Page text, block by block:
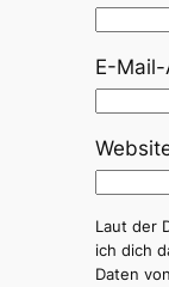
E-
Laut der
ich dich
Daten